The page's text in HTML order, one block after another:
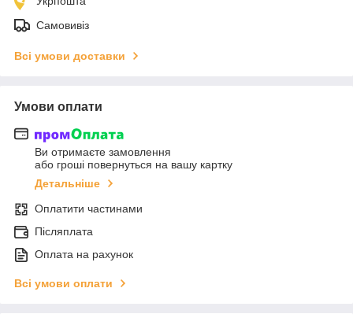
Самовивіз
Всі умови доставки
Умови оплати
Ви отримаєте замовлення
або гроші повернуться на вашу картку
Детальніше
Оплатити частинами
Післяплата
Оплата на рахунок
Всі умови оплати